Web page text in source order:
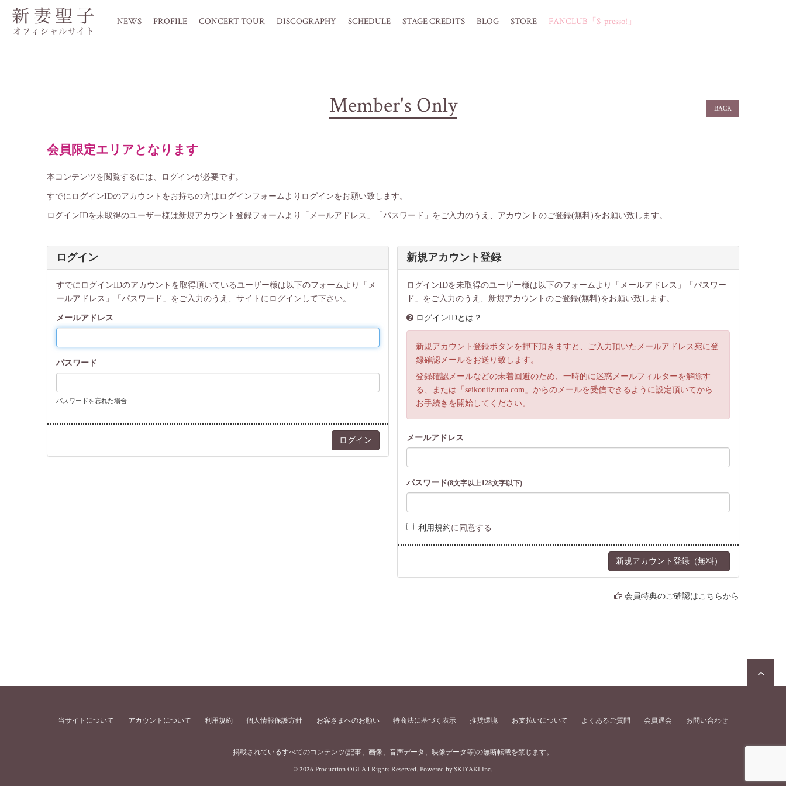
NEWS PROFILE CONCERT TOUR DISCOGRAPHY SCHEDULE STAGE CREDITS BLOG STORE FANCLUB「S-presso!」
Member's Only BACK
会員限定エリアとなります
本コンテンツを閲覧するには、ログインが必要です。
すでにログインIDのアカウントをお持ちの方はログインフォームよりログインをお願い致します。
ログインIDを未取得のユーザー様は新規アカウント登録フォームより「メールアドレス」「パスワード」をご入力のうえ、アカウントのご登録(無料)をお願い致します。
ログイン
すでにログインIDのアカウントを取得頂いているユーザー様は以下のフォームより「メ
ールアドレス」「パスワード」をご入力のうえ、サイトにログインして下さい。
メールアドレス
パスワード
パスワードを忘れた場合
新規アカウント登録
ログインIDを未取得のユーザー様は以下のフォームより「メールアドレス」「パスワー
ド」をご入力のうえ、新規アカウントのご登録(無料)をお願い致します。
ログインIDとは？
新規アカウント登録ボタンを押下頂きますと、ご入力頂いたメールアドレス宛に登
録確認メールをお送り致します。
登録確認メールなどの未着回避のため、一時的に迷惑メールフィルターを解除す
る、または「seikoniizuma.com」からのメールを受信できるように設定頂いてから
お手続きを開始してください。
メールアドレス
パスワード(8文字以上128文字以下)
利用規約に同意する
会員特典のご確認はこちらから
当サイトについて アカウントについて 利用規約 個人情報保護方針 お客さまへのお願い 特商法に基づく表示 推奨環境 お支払いについて よくあるご質問 会員退会 お問い合わせ
掲載されているすべてのコンテンツ(記事、画像、音声データ、映像データ等)の無断転載を禁じます。
© 2026 Production OGI All Rights Reserved. Powered bySKIYAKI Inc.